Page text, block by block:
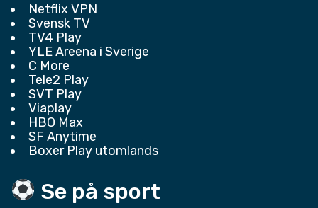
Netflix VPN
Svensk TV
TV4 Play
YLE Areena i Sverige
C More
Tele2 Play
SVT Play
Viaplay
HBO Max
SF Anytime
Boxer Play utomlands
Se på sport